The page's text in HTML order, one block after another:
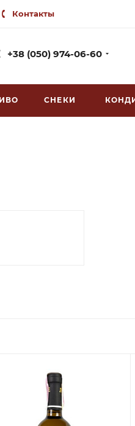
Контакты
+38 (050) 974-06-60
СНЕКИ